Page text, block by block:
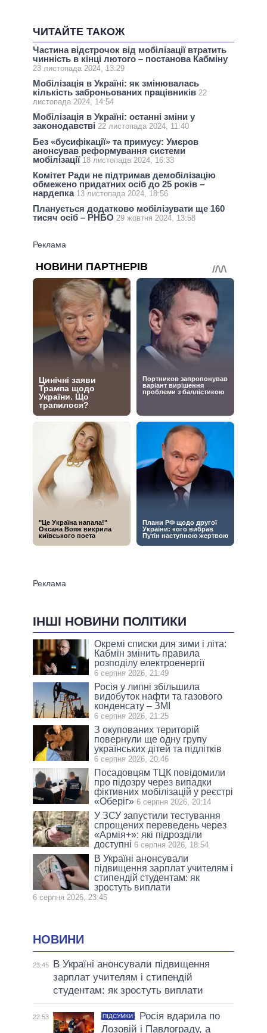
ЧИТАЙТЕ ТАКОЖ
Частина відстрочок від мобілізації втратить
чинність в кінці лютого – постанова Кабміну
23 листопада 2024, 13:29
Мобілізація в Україні: як змінювалась
кількість заброньованих працівників 22
листопада 2024, 14:54
Мобілізація в Україні: останні зміни у
законодавстві 22 листопада 2024, 11:40
Без «бусифікації» та примусу: Умєров
анонсував реформування системи
мобілізації 18 листопада 2024, 16:33
Комітет Ради не підтримав демобілізацію
обмежено придатних осіб до 25 років –
нардепка 13 листопада 2024, 18:56
Планується додатково мобілізувати ще 160
тисяч осіб – РНБО 29 жовтня 2024, 13:58
ІНШІ НОВИНИ ПОЛІТИКИ
Окремі списки для зими і літа:
Кабмін змінить правила
розподілу електроенергії
6 серпня 2026, 21:49
Росія у липні збільшила
видобуток нафти та газового
конденсату – ЗМІ
6 серпня 2026, 21:25
З окупованих територій
повернули ще одну групу
українських дітей та підлітків
6 серпня 2026, 20:46
Посадовцям ТЦК повідомили
про підозру через випадки
фіктивних мобілізацій у реєстрі
«Оберіг» 6 серпня 2026, 20:14
У ЗСУ запустили тестування
спрощених переведень через
«Армія+»: які підрозділи
доступні 6 серпня 2026, 18:54
В Україні анонсували
підвищення зарплат учителям і
стипендій студентам: як
зростуть виплати
6 серпня 2026, 23:45
НОВИНИ
23:45
В Україні анонсували підвищення
зарплат учителям і стипендій
студентам: як зростуть виплати
22:53 ПІДСУМКИ
Росія вдарила по
Лозовій і Павлограду, а